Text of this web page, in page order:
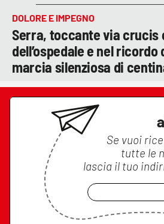
DOLORE E IMPEGNO
Serra, toccante via crucis
dell’ospedale e nel ricordo
marcia silenziosa di
Se vuoi
tutte le
lascia il tuo